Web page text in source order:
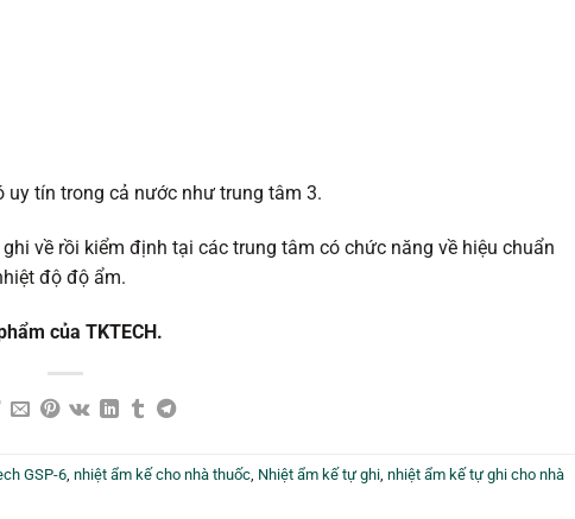
tín trong cả nước như trung tâm 3.
về rồi kiểm định tại các trung tâm có chức năng về hiệu chuẩn
độ độ ẩm.
của TKTECH.
GSP-6 ,nhiệt ẩm kế cho nhà thuốc Nhiệt ẩm kế tự ghi ,nhiệt ẩm kế tự ghi cho nhà